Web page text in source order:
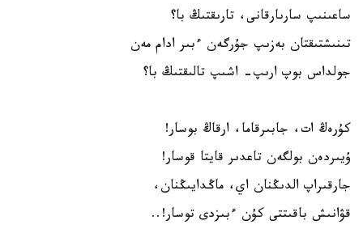
ساعىنىپ سارىارقانى، تارىقتىڭ با؟
تىنىشتىقتان بەزىپ جۇرگەن ءبىر ادام مەن
جولداس بوپ ارىپ- اشىپ تالىقتىڭ با؟
كۇرەڭ ات، جابىرقاما، ارقاڭ بوسار!
ۇيىردەن بولگەن تاعدىر قايتا قوسار!
جارقىراپ الدىڭنان اي، ماڭدايىڭنان،
قۋانىش باقىتتى كۇن ءبىزدى توسار!..